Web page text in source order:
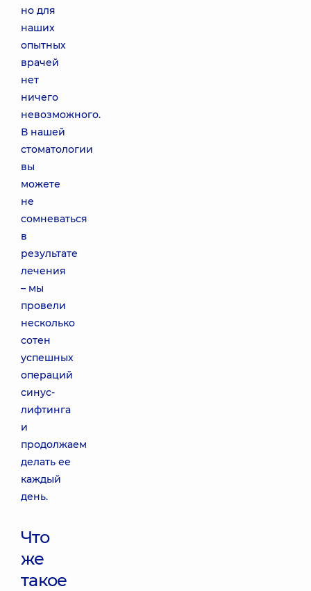
но для
наших
опытных
врачей
нет
ничего
невозможного.
В нашей
стоматологии
вы
можете
не
сомневаться
в
результате
лечения
– мы
провели
несколько
сотен
успешных
операций
синус-
лифтинга
и
продолжаем
делать ее
каждый
день.
Что
же
такое